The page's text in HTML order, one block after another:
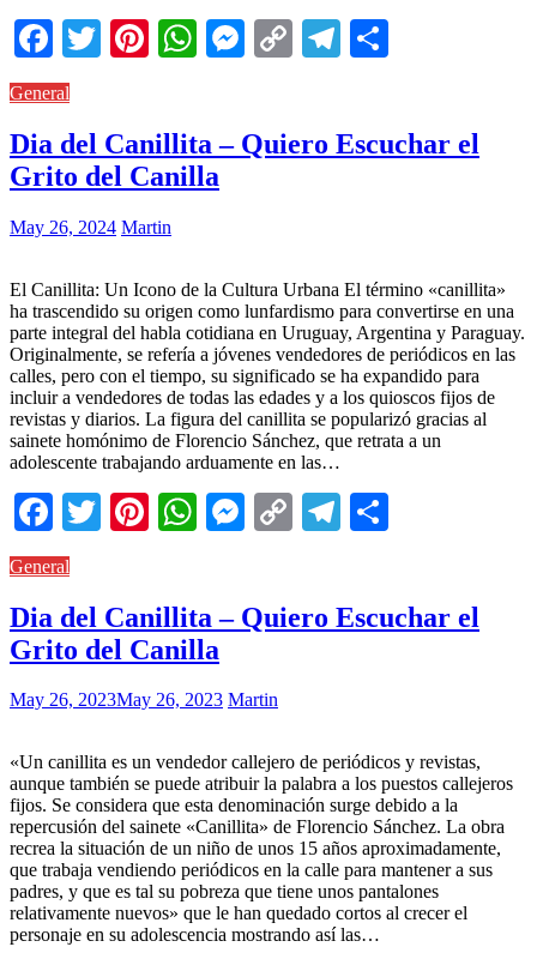
Facebook
TwitterPinterest
WhatsApp
Messenger
CopyTelegram
General
Dia del Canillita – Quiero Escuchar el
Grito del Canilla
May 26, 2024 Martin
El Canillita: Un Icono de la Cultura Urbana El término «canillita»
ha trascendido su origen como lunfardismo para convertirse en una
parte integral del habla cotidiana en Uruguay, Argentina y Paraguay.
Originalmente, se refería a jóvenes vendedores de periódicos en las
calles, pero con el tiempo, su significado se ha expandido para
incluir a vendedores de todas las edades y a los quioscos fijos de
revistas y diarios. La figura del canillita se popularizó gracias al
sainete homónimo de Florencio Sánchez, que retrata a un
adolescente trabajando arduamente en las…
Facebook
TwitterPinterest
WhatsApp
Messenger
CopyTelegram
General
Dia del Canillita – Quiero Escuchar el
Grito del Canilla
May 26, 2023May 26, 2023 Martin
«Un canillita es un vendedor callejero de periódicos y revistas,
aunque también se puede atribuir la palabra a los puestos callejeros
fijos. Se considera que esta denominación surge debido a la
repercusión del sainete «Canillita» de Florencio Sánchez. La obra
recrea la situación de un niño de unos 15 años aproximadamente,
que trabaja vendiendo periódicos en la calle para mantener a sus
padres, y que es tal su pobreza que tiene unos pantalones
relativamente nuevos» que le han quedado cortos al crecer el
personaje en su adolescencia mostrando así las…